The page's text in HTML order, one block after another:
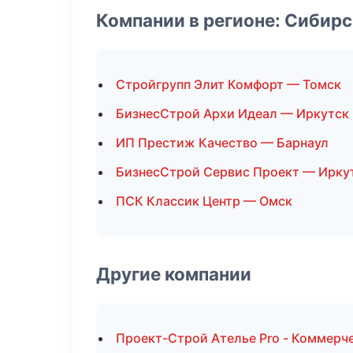
Компании в регионе:
Стройгрупп Элит Комфорт — Томск
БизнесСтрой Архи Идеал — Иркутск
ИП Престиж Качество — Барнаул
БизнесСтрой Сервис Проект —
ПСК Классик Центр — Омск
Другие компании
Проект-Строй Ателье Pro -